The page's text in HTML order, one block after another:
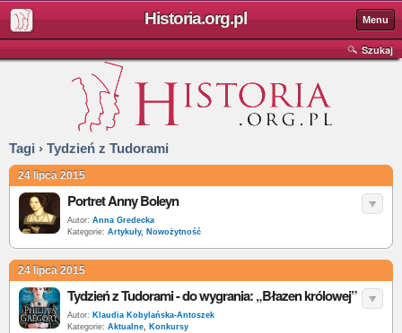
Historia.org.pl Menu
Szukaj
Tagi › Tydzień z Tudorami
24 lipca 2015
Portret Anny Boleyn
Autor: Anna Gredecka
Kategorie: Artykuły, Nowożytność
24 lipca 2015
Tydzień z Tudorami - do wygrania: „Błazen królowej”
Autor: Klaudia Kobylańska-Antoszek
Kategorie: Aktualne, Konkursy